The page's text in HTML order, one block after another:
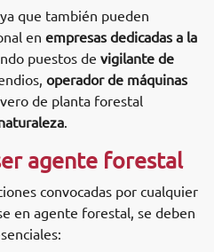
que también pueden
en empresas dedicadas a la
puestos de vigilante de
operador de máquinas
de planta forestal
.
agente forestal
convocadas por cualquier
en agente forestal, se deben